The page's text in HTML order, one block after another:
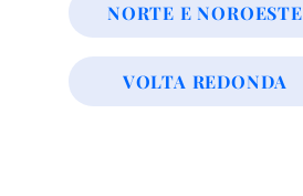
NORTE E NOROESTE
VOLTA REDONDA